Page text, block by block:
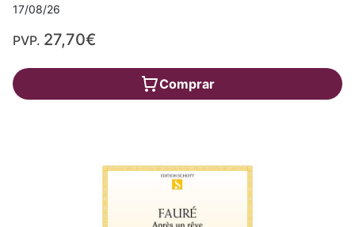
17/08/26
PVP. 27,70€
Comprar